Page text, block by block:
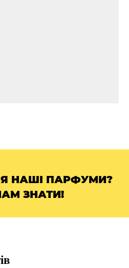
НАШІ ПАРФУМИ?
ЗНАТИ!